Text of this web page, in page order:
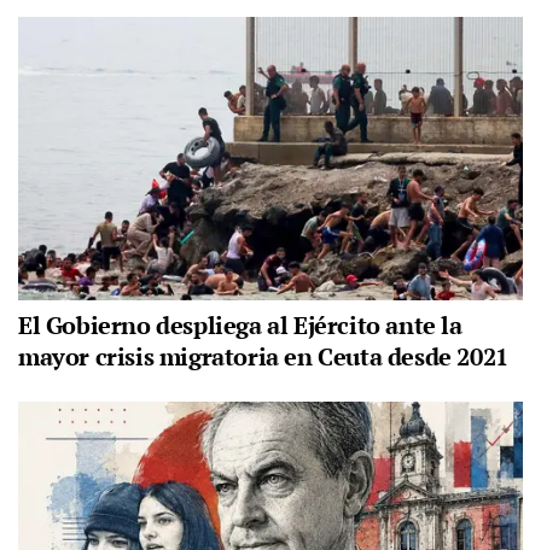
El Gobierno despliega al Ejército ante la
mayor crisis migratoria en Ceuta desde 2021